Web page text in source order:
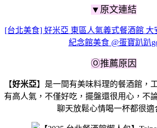
▼原文連結
[台北美食] 好米亞 東區人氣義式餐酒館 大
紀念館美食 @蛋寶趴趴
Ⓞ推薦原因
【好米亞】是一間有美味料理的餐酒館，
有高人氣，不僅好吃，擺盤還很用心，不
聊天放鬆心情喝一杯都很適